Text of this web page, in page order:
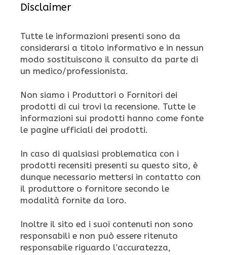
Disclaimer
Tutte le informazioni presenti sono da
considerarsi a titolo informativo e in nessun
modo sostituiscono il consulto da parte di
un medico/professionista.
Non siamo i Produttori o Fornitori dei
prodotti di cui trovi la recensione. Tutte le
informazioni sui prodotti hanno come fonte
le pagine ufficiali dei prodotti.
In caso di qualsiasi problematica con i
prodotti recensiti presenti su questo sito, è
dunque necessario mettersi in contatto con
il produttore o fornitore secondo le
modalità fornite da loro.
Inoltre il sito ed i suoi contenuti non sono
responsabili e non può essere ritenuto
responsabile riguardo l’accuratezza,